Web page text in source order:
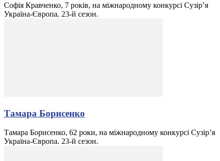
Софія Кравченко, 7 років, на міжнародному конкурсі Сузір’я
Україна-Європа. 23-й сезон.
Тамара Борисенко
Тамара Борисенко, 62 роки, на міжнародному конкурсі Сузір’я
Україна-Європа. 23-й сезон.